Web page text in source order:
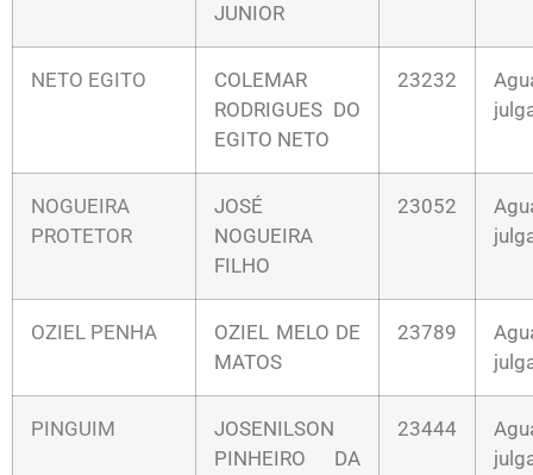
JUNIOR
NETO EGITO
COLEMAR
RODRIGUES DO
EGITO NETO
23232
NOGUEIRA
PROTETOR
JOSÉ
NOGUEIRA
FILHO
23052
OZIEL PENHA
OZIEL MELO DE
MATOS
23789
PINGUIM
JOSENILSON
PINHEIRO DA
23444